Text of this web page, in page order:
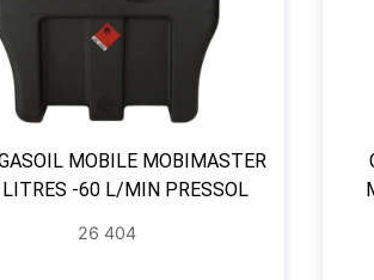
MOBILE MOBIMASTER
-60 L/MIN PRESSOL
26 404